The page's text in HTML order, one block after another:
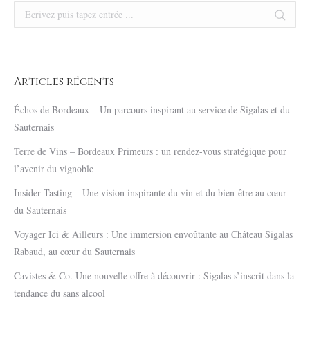
Search:
Articles récents
Échos de Bordeaux – Un parcours inspirant au service de Sigalas et du
Sauternais
Terre de Vins – Bordeaux Primeurs : un rendez-vous stratégique pour
l’avenir du vignoble
Insider Tasting – Une vision inspirante du vin et du bien-être au cœur
du Sauternais
Voyager Ici & Ailleurs : Une immersion envoûtante au Château Sigalas
Rabaud, au cœur du Sauternais
Cavistes & Co. Une nouvelle offre à découvrir : Sigalas s’inscrit dans la
tendance du sans alcool